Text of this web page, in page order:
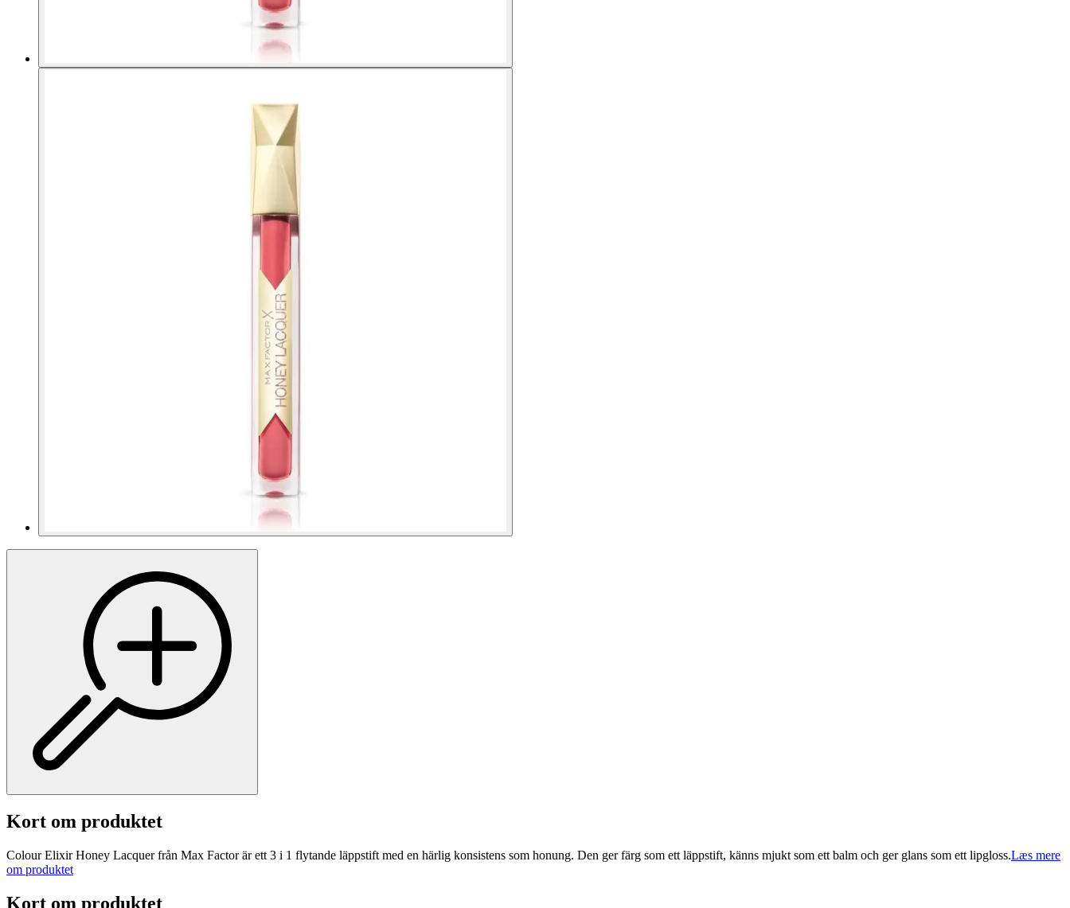
Kort om produktet
Colour Elixir Honey Lacquer från Max Factor är ett 3 i 1 flytande läppstift med en härlig konsistens som honung. Den ger färg som ett läppstift, känns mjukt som ett balm och ger glans som ett lipgloss.Læs mere
om produktet
Kort om produktet